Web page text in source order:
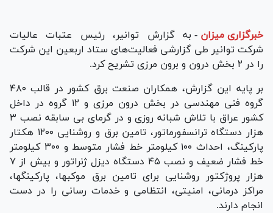
خبرگزاری میزان - به گزارش توانیر، رئیس عتبات عالیات
شرکت توانیر طی گزارشی فعالیت‌های ستاد اربعین این شرکت
را در ۲ بخش درون و برون مرزی تشریح کرد.
بر پایه این گزارش، همکاران صنعت برق کشور در قالب ۴۸۰
گروه فنی مهندسی در بخش درون مرزی و ۱۲ گروه در داخل
کشور عراق با تلاش شبانه روزی و در گرمای بی سابقه نصب ۳
هزار دستگاه ترانسفورماتور، تامین برق و روشنایی ۱۲۰۰ هکتار
پارکینگ، احداث ۱۰۰ کیلومتر خط فشار متوسط و ۳۰۰ کیلومتر
خط فشار ضعیف و نصب ۴۵ دستگاه دیزل ژنراتور و بیش از ۷
هزار پروژکتور روشنایی برای تامین برق موکبها، پارکینگها،
مراکز درمانی، امنیتی، انتظامی و خدمات رسانی را در دست
انجام دارند.